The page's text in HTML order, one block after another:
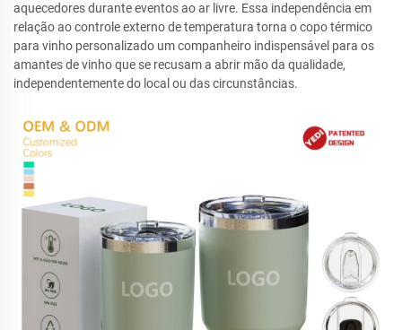
aquecedores durante eventos ao ar livre. Essa independência em
relação ao controle externo de temperatura torna o copo térmico
para vinho personalizado um companheiro indispensável para os
amantes de vinho que se recusam a abrir mão da qualidade,
independentemente do local ou das circunstâncias.